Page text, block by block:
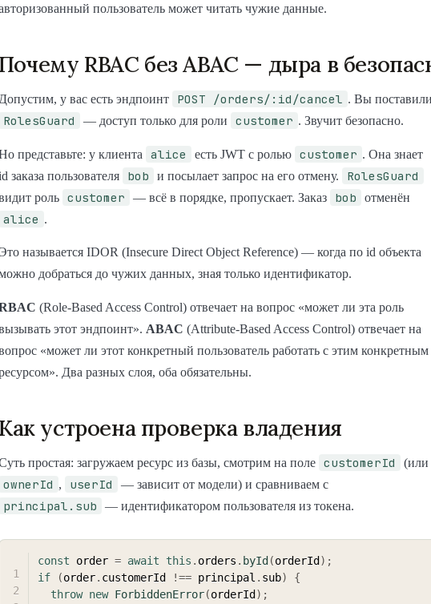
пользователь может читать чужие данные.
Почему RBAC без ABAC — дыра в
Допустим, у вас есть эндпоинт POST /orders/:id/cancel . Вы
RolesGuard — доступ только для роли customer . Звучит безопасно.
представьте: у клиента alice есть JWT с ролью customer . Она знает
заказа пользователя
bob и посылает запрос на его отмену. RolesGuard
роль customer — всё в порядке, пропускает. Заказ bob отменён
alice .
Это называется IDOR (Insecure Direct Object Reference) — когда по id объекта
добраться до чужих данных, зная только идентификатор.
(Role-Based Access Control) отвечает на вопрос «может ли эта роль
этот эндпоинт». ABAC (Attribute-Based Access Control) отвечает на
«может ли этот конкретный пользователь работать с этим конкретным
Два разных слоя, оба обязательны.
Как устроена проверка владения
простая: загружаем ресурс из базы, смотрим на поле customerId (или
ownerId , userId — зависит от модели) и сравниваем с
principal.sub — идентификатором пользователя из токена.
const order = await this . orders . byId (orderId ) ;
if
(order. customerId !== principal . sub)
{
throw new ForbiddenError(orderId ) ;